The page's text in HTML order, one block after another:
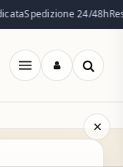
Spedizione 24/48h
Apri
×